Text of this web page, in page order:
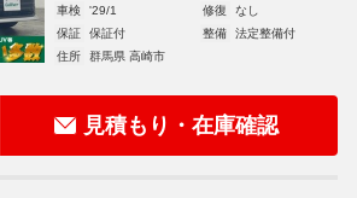
車検 '29/1 修復
なし
保証
保証付 整備
法定整備付
住所
群馬県 高崎市
見積もり・在庫確認